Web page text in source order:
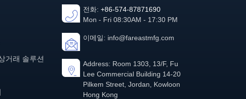
거래 솔루션
전화: +86-574-87871690
Mon - Fri 08:30AM - 17:30 PM
이메일: info@fareastmfg.com
Address: Room 1303, 13/F, Fu
Lee Commercial Building 14-20
Pilkem Street, Jordan, Kowloon
Hong Kong